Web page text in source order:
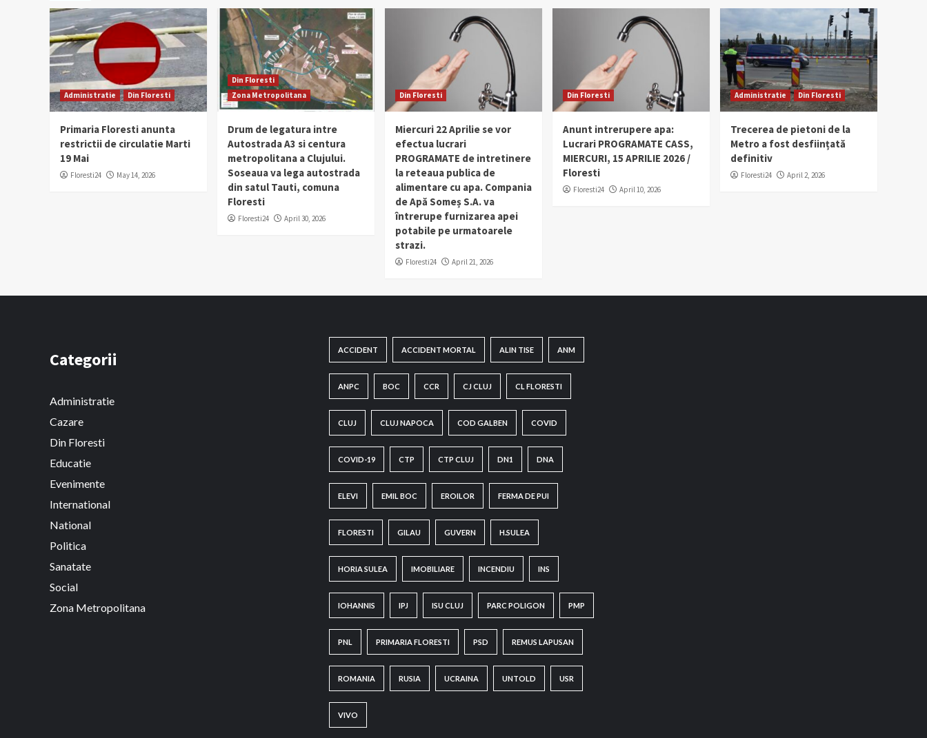
Administratie Din Floresti
Primaria Floresti anunta
restrictii de circulatie Marti
19 Mai
Floresti24 May 14, 2026
Din Floresti
Zona Metropolitana
Drum de legatura intre
Autostrada A3 si centura
metropolitana a Clujului.
Soseaua va lega autostrada
din satul Tauti, comuna
Floresti
Floresti24 April 30, 2026
Din Floresti
Miercuri 22 Aprilie se vor
efectua lucrari
PROGRAMATE de intretinere
la reteaua publica de
alimentare cu apa. Compania
de Apă Someș S.A. va
întrerupe furnizarea apei
potabile pe urmatoarele
strazi.
Floresti24 April 21, 2026
Din Floresti
Anunt intrerupere apa:
Lucrari PROGRAMATE CASS,
MIERCURI, 15 APRILIE 2026 /
Floresti
Floresti24 April 10, 2026
Administratie Din Floresti
Trecerea de pietoni de la
Metro a fost desființată
definitiv
Floresti24 April 2, 2026
Categorii
Administratie
Cazare
Din Floresti
Educatie
Evenimente
International
National
Politica
Sanatate
Social
Zona Metropolitana
ACCIDENT ACCIDENT MORTAL ALIN TISE ANM
ANPC BOC CCR CJ CLUJ CL FLORESTI
CLUJ CLUJ NAPOCA COD GALBEN COVID
COVID-19 CTP CTP CLUJ DN1 DNA
ELEVI EMIL BOC EROILOR FERMA DE PUI
FLORESTI GILAU GUVERN H.SULEA
HORIA SULEA IMOBILIARE INCENDIU INS
IOHANNIS IPJ ISU CLUJ PARC POLIGON PMP
PNL PRIMARIA FLORESTI PSD REMUS LAPUSAN
ROMANIA RUSIA UCRAINA UNTOLD USR
VIVO